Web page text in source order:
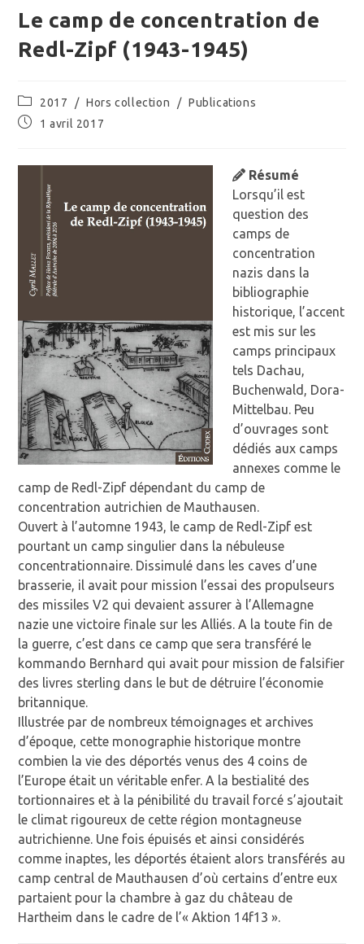
Le camp de concentration de
Redl-Zipf (1943-1945)
Post
category:
2017 / Hors collection / Publications
Publication
1 avril 2017
Résumé
Lorsqu’il est
question des
camps de
concentration
nazis dans la
bibliographie
historique, l’accent
est mis sur les
camps principaux
tels Dachau,
Buchenwald, Dora-
Mittelbau. Peu
d’ouvrages sont
dédiés aux camps
annexes comme le
camp de Redl-Zipf dépendant du camp de
concentration autrichien de Mauthausen.
Ouvert à l’automne 1943, le camp de Redl-Zipf est
pourtant un camp singulier dans la nébuleuse
concentrationnaire. Dissimulé dans les caves d’une
brasserie, il avait pour mission l’essai des propulseurs
des missiles V2 qui devaient assurer à l’Allemagne
nazie une victoire finale sur les Alliés. A la toute fin de
la guerre, c’est dans ce camp que sera transféré le
kommando Bernhard qui avait pour mission de falsifier
des livres sterling dans le but de détruire l’économie
britannique.
Illustrée par de nombreux témoignages et archives
d’époque, cette monographie historique montre
combien la vie des déportés venus des 4 coins de
l’Europe était un véritable enfer. A la bestialité des
tortionnaires et à la pénibilité du travail forcé s’ajoutait
le climat rigoureux de cette région montagneuse
autrichienne. Une fois épuisés et ainsi considérés
comme inaptes, les déportés étaient alors transférés au
camp central de Mauthausen d’où certains d’entre eux
partaient pour la chambre à gaz du château de
Hartheim dans le cadre de l’« Aktion 14f13 ».